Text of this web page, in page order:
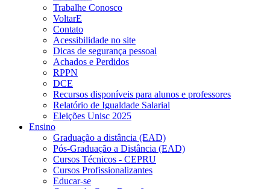
Trabalhe Conosco
VoltarE
Contato
Acessibilidade no site
Dicas de segurança pessoal
Achados e Perdidos
RPPN
DCE
Recursos disponíveis para alunos e professores
Relatório de Igualdade Salarial
Eleições Unisc 2025
Ensino
Graduação a distância (EAD)
Pós-Graduação a Distância (EAD)
Cursos Técnicos - CEPRU
Cursos Profissionalizantes
Educar-se